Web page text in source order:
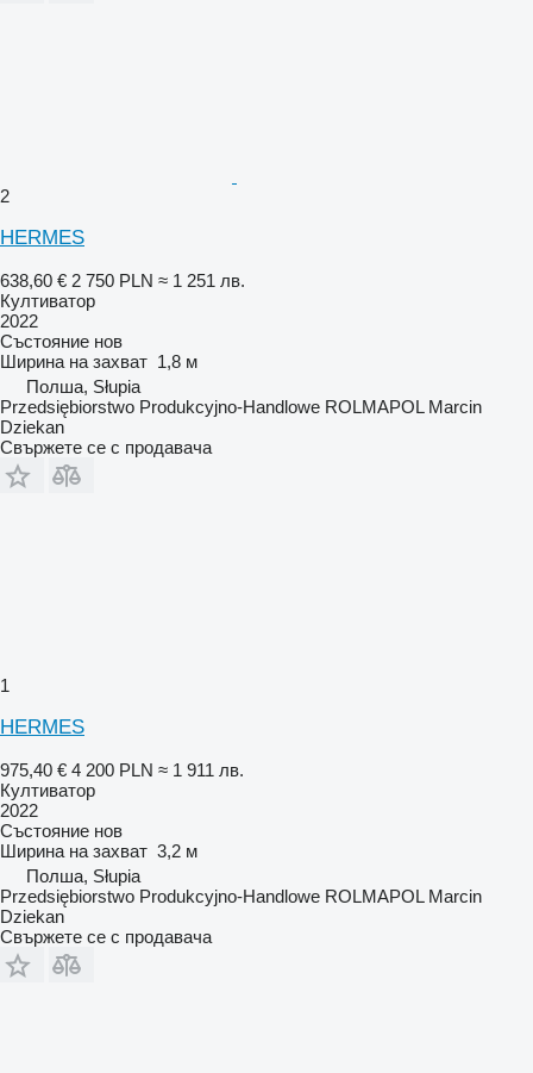
2
HERMES
638,60 € 2 750 PLN ≈ 1 251 лв.
Култиватор
2022
Състояние нов
Ширина на захват 1,8 м
Полша, Słupia
Przedsiębiorstwo Produkcyjno-Handlowe ROLMAPOL Marcin
Dziekan
Свържете се с продавача
1
HERMES
975,40 € 4 200 PLN ≈ 1 911 лв.
Култиватор
2022
Състояние нов
Ширина на захват 3,2 м
Полша, Słupia
Przedsiębiorstwo Produkcyjno-Handlowe ROLMAPOL Marcin
Dziekan
Свържете се с продавача